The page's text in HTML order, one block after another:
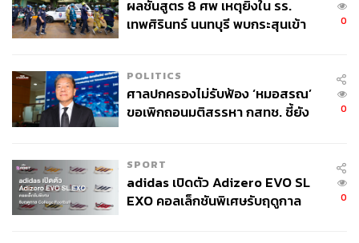
ผลชันสูตร 8 ศพ เหตุยิงใน รร.
เทพศิรินทร์ นนทบุรี พบกระสุนเข้า
0
POLITICS
ศาลปกครองไม่รับฟ้อง ‘หมอสรณ’
ขอเพิกถอนมติสรรหา กสทช. ชี้ยัง
0
SPORT
adidas เปิดตัว Adizero EVO SL
EXO คอลเล็กชันพิเศษรับฤดูกาล
0